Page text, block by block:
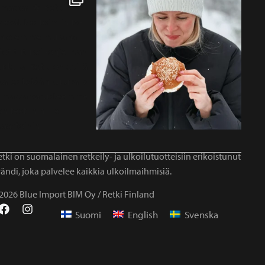
on suomalainen retkeily- ja ulkoilutuotteisiin erikoistunut
joka palvelee kaikkia ulkoilmaihmisiä.
Blue Import BIM Oy / Retki Finland
Suomi English Svenska